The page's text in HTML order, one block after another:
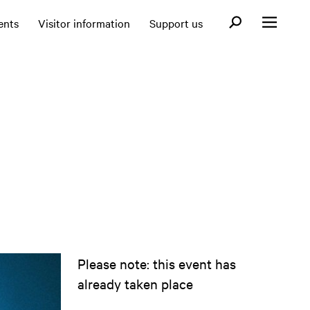
Visitor information Support us Open search
Open menu
Please note: this event has
already taken place